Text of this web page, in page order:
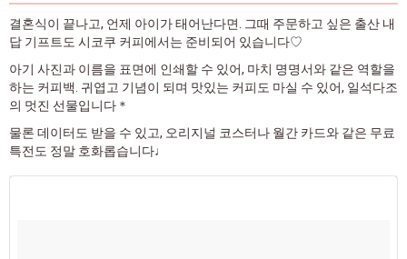
결혼식이 끝나고, 언제 아이가 태어난다면. 그때 주문하고 싶은 출산 내
답 기프트도 시코쿠 커피에서는 준비되어 있습니다♡
아기 사진과 이름을 표면에 인쇄할 수 있어, 마치 명명서와 같은 역할을
하는 커피백. 귀엽고 기념이 되며 맛있는 커피도 마실 수 있어, 일석다조
의 멋진 선물입니다＊
물론 데이터도 받을 수 있고, 오리지널 코스터나 월간 카드와 같은 무료
특전도 정말 호화롭습니다♩